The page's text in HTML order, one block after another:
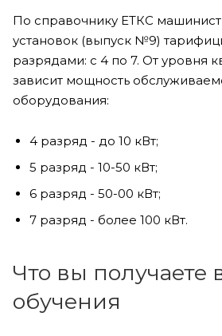
По справочнику ЕТКС машинист
установок (выпуск №9)
разрядами: с 4 по 7. От уровня
зависит мощность
оборудования:
4 разряд - до 10 кВт;
5 разряд - 10-50 кВт;
6 разряд - 50-00 кВт;
7 разряд - более 100 кВт.
Что вы получаете
обучения